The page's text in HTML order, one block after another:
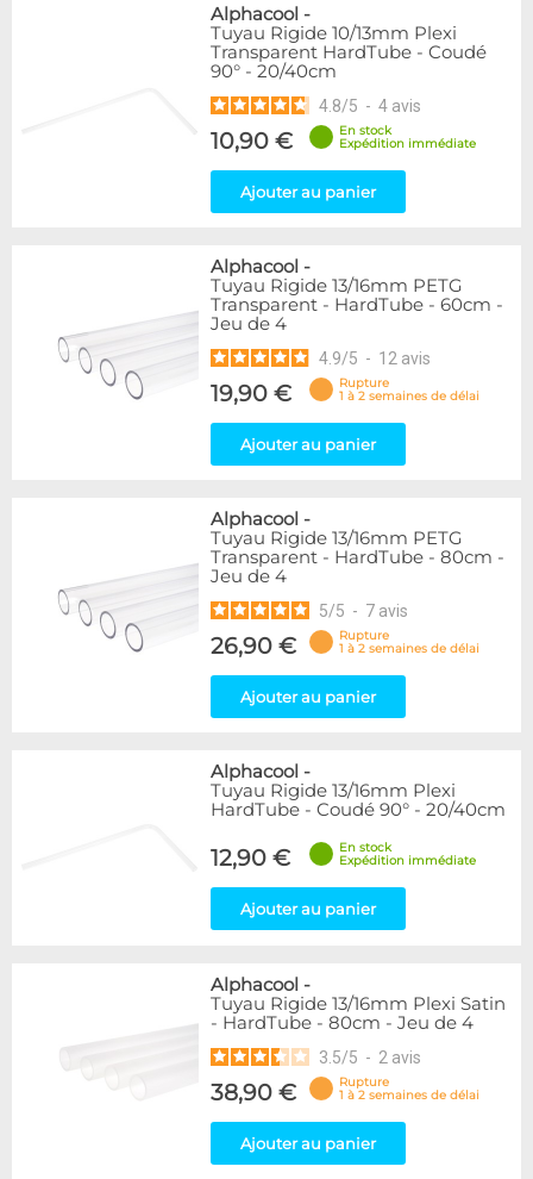
Alphacool -
Tuyau Rigide 10/13mm Plexi
Transparent HardTube - Coudé
90° - 20/40cm
4.8/5 - 4 avis
10,90 €
En stock
Expédition immédiate
Ajouter au panier
Alphacool -
Tuyau Rigide 13/16mm PETG
Transparent - HardTube - 60cm -
Jeu de 4
4.9/5 - 12 avis
19,90 €
Rupture
1 à 2 semaines de délai
Ajouter au panier
Alphacool -
Tuyau Rigide 13/16mm PETG
Transparent - HardTube - 80cm -
Jeu de 4
5/5 - 7 avis
26,90 €
Rupture
1 à 2 semaines de délai
Ajouter au panier
Alphacool -
Tuyau Rigide 13/16mm Plexi
HardTube - Coudé 90° - 20/40cm
12,90 €
En stock
Expédition immédiate
Ajouter au panier
Alphacool -
Tuyau Rigide 13/16mm Plexi Satin
- HardTube - 80cm - Jeu de 4
3.5/5 - 2 avis
38,90 €
Rupture
1 à 2 semaines de délai
Ajouter au panier